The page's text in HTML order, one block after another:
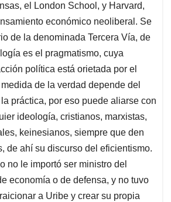
el London School, y Harvard,
económico neoliberal. Se
de la denominada Tercera Vía, de
es el pragmatismo, cuya
política está orietada por el
de la verdad depende del
práctica, por eso puede aliarse con
ideología, cristianos, marxistas,
keinesianos, siempre que den
de ahí su discurso del eficientismo.
no le importó ser ministro del
economía o de defensa, y no tuvo
a Uribe y crear su propia